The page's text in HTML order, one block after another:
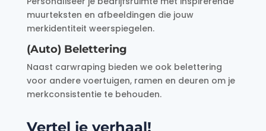
muurteksten en afbeeldingen die jouw
merkidentiteit weerspiegelen.
(Auto) Belettering
Naast carwraping bieden we ook belettering
voor andere voertuigen, ramen en deuren om je
merkconsistentie te behouden.
Vertel je verhaal!